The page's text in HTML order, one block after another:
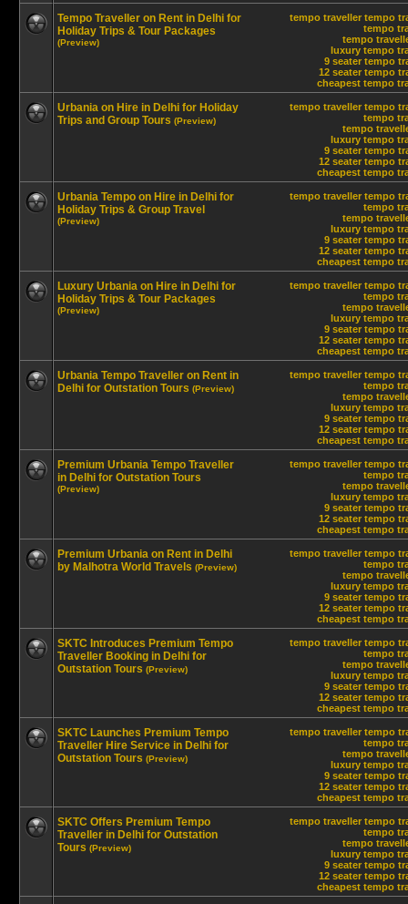
tempo traveller tempo
tempo
tempo
luxury tempo
9 seater tempo
12 seater tempo
cheapest tempo
Tempo Traveller on Rent in Delhi for
Holiday Trips & Tour Packages
(Preview)
tempo traveller tempo
tempo
tempo
luxury tempo
9 seater tempo
12 seater tempo
cheapest tempo
Urbania on Hire in Delhi for Holiday
Trips and Group Tours (Preview)
tempo traveller tempo
tempo
tempo
luxury tempo
9 seater tempo
12 seater tempo
cheapest tempo
Urbania Tempo on Hire in Delhi for
Holiday Trips & Group Travel
(Preview)
tempo traveller tempo
tempo
tempo
luxury tempo
9 seater tempo
12 seater tempo
cheapest tempo
Luxury Urbania on Hire in Delhi for
Holiday Trips & Tour Packages
(Preview)
tempo traveller tempo
tempo
tempo
luxury tempo
9 seater tempo
12 seater tempo
cheapest tempo
Urbania Tempo Traveller on Rent in
Delhi for Outstation Tours (Preview)
tempo traveller tempo
tempo
tempo
luxury tempo
9 seater tempo
12 seater tempo
cheapest tempo
Premium Urbania Tempo Traveller
in Delhi for Outstation Tours
(Preview)
tempo traveller tempo
tempo
tempo
luxury tempo
9 seater tempo
12 seater tempo
cheapest tempo
Premium Urbania on Rent in Delhi
by Malhotra World Travels (Preview)
tempo traveller tempo
tempo
tempo
luxury tempo
9 seater tempo
12 seater tempo
cheapest tempo
SKTC Introduces Premium Tempo
Traveller Booking in Delhi for
Outstation Tours (Preview)
tempo traveller tempo
tempo
tempo
luxury tempo
9 seater tempo
12 seater tempo
cheapest tempo
SKTC Launches Premium Tempo
Traveller Hire Service in Delhi for
Outstation Tours (Preview)
tempo traveller tempo
tempo
tempo
luxury tempo
9 seater tempo
12 seater tempo
cheapest tempo
SKTC Offers Premium Tempo
Traveller in Delhi for Outstation
Tours (Preview)